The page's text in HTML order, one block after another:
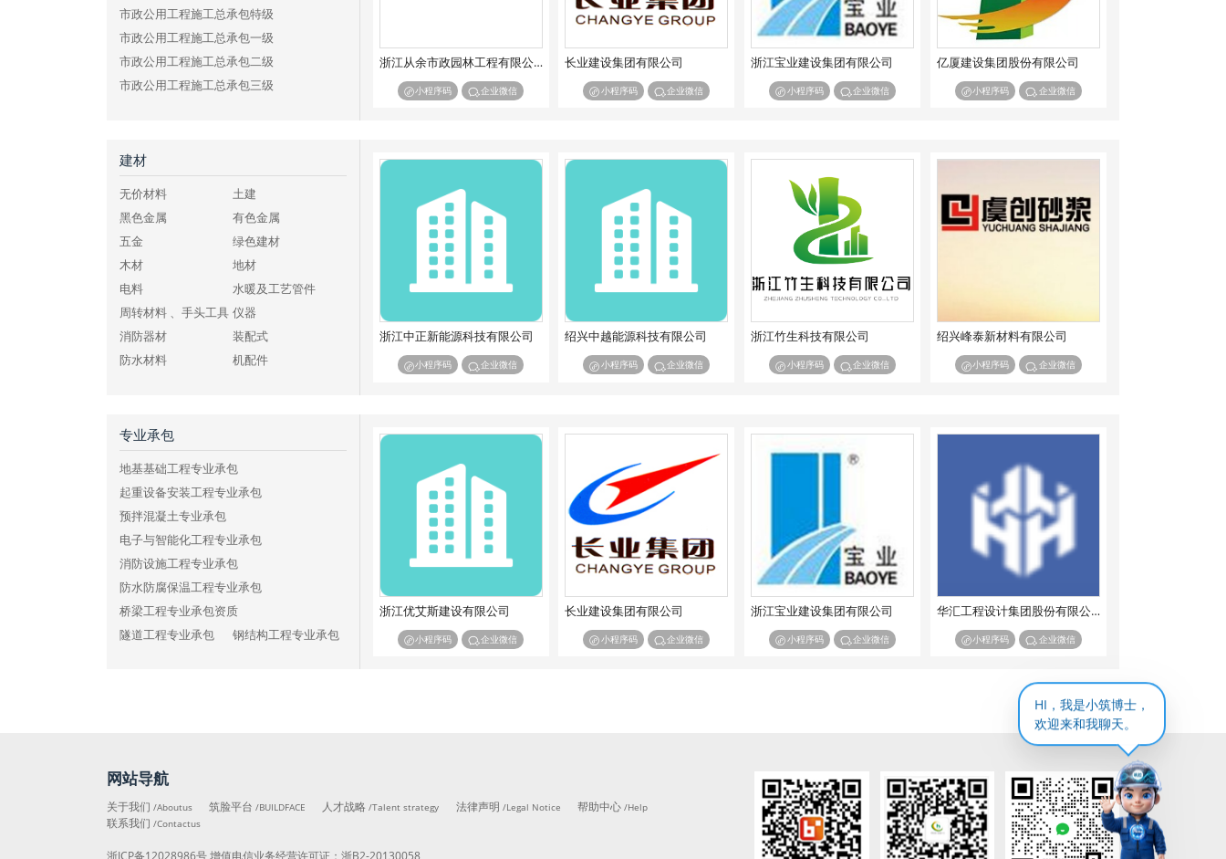
HI，我是小筑博士，
欢迎来和我聊天。
市政公用工程施工总承包特级
市政公用工程施工总承包一级
市政公用工程施工总承包二级
市政公用工程施工总承包三级
公路工程施工总承包二级
公路工程施工总承包三级
水利水电工程施工总承包特级
水利水电工程施工总承包一级
水利水电工程施工总承包二级
水利水电工程施工总承包三级
电力工程施工总承包特级
电力工程施工总承包一级
电力工程施工总承包二级
电力工程施工总承包三级
铁路工程施工总承包二级
铁路工程施工总承包三级
港口与航道工程施工总承包特级
港口与航道工程施工总承包一级
港口与航道工程施工总承包二级
港口与航道工程施工总承包三级
矿山工程施工总承包特级
矿山工程施工总承包一级
矿山工程施工总承包二级
石油化工工程施工总承包特级
石油化工工程施工总承包一级
石油化工工程施工总承包二级
浙江从余市政园林工程有限公司
小程序码 企业微信
长业建设集团有限公司
小程序码 企业微信
浙江宝业建设集团有限公司
小程序码 企业微信
亿厦建设集团股份有限公司
小程序码 企业微信
建材
无价材料
土建
黑色金属
有色金属
五金
绿色建材
木材
地材
电料
水暖及工艺管件
周转材料 、手头工具 仪器
消防器材
装配式
防水材料
机配件
浙江中正新能源科技有限公司
小程序码 企业微信
绍兴中越能源科技有限公司
小程序码 企业微信
浙江竹生科技有限公司
小程序码 企业微信
绍兴峰泰新材料有限公司
小程序码 企业微信
专业承包
地基基础工程专业承包
起重设备安装工程专业承包
预拌混凝土专业承包
电子与智能化工程专业承包
消防设施工程专业承包
防水防腐保温工程专业承包
桥梁工程专业承包资质
隧道工程专业承包
钢结构工程专业承包
城市及道路照明工程专业承包
公路路面工程专业承包
公路路基工程专业承包
公路交通工程专业承包
浙江优艾斯建设有限公司
小程序码 企业微信
长业建设集团有限公司
小程序码 企业微信
浙江宝业建设集团有限公司
小程序码 企业微信
华汇工程设计集团股份有限公司
小程序码 企业微信
网站导航
关于我们 /Aboutus 筑脸平台/BUILDFACE 人才战略/Talent strategy 法律声明 /Legal Notice 帮助中心 /Help
联系我们 /Contactus
浙ICP备12028986号增值电信业务经营许可证： 浙B2-20130058